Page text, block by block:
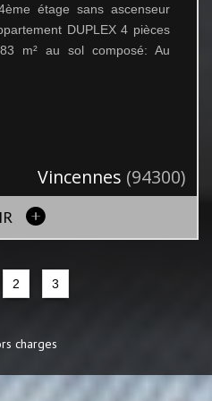
étage sans ascenseur
DUPLEX 4 pièces
m² au sol composé: Au
Vincennes (94300)
2 3
charges